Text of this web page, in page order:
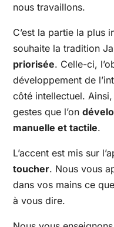
nous travaillons.
C’est la partie la plus
souhaite la tradition
priorisée. Celle-ci,
développement de
côté intellectuel. Ainsi,
gestes que l’on
manuelle et tactile.
L’accent est mis sur
toucher. Nous vous
dans vos mains ce
à vous dire.